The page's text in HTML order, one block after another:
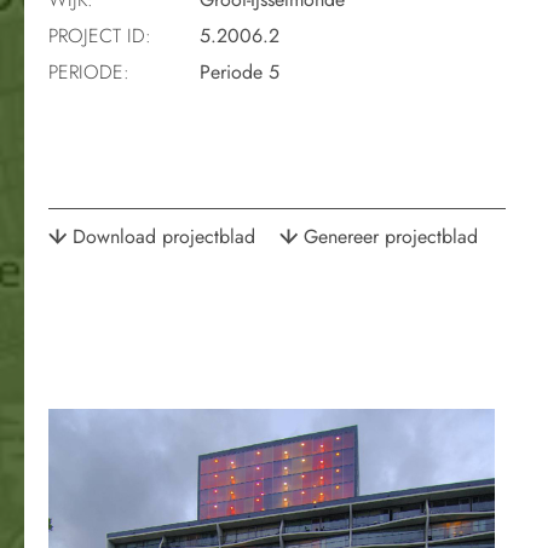
PROJECT ID:
5.2006.2
PERIODE:
Periode 5
Download projectblad Genereer projectblad